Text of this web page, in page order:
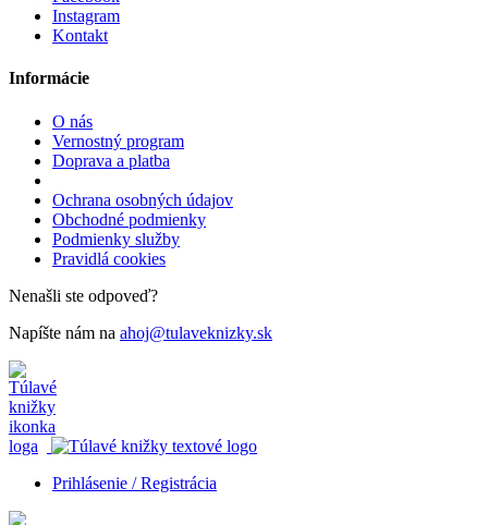
Instagram
Kontakt
Informácie
O nás
Vernostný program
Doprava a platba
Ochrana osobných údajov
Obchodné podmienky
Podmienky služby
Pravidlá cookies
Nenašli ste odpoveď?
Napíšte nám na ahoj@tulaveknizky.sk
Prihlásenie / Registrácia